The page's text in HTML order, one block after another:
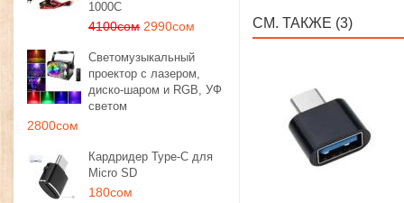
1000C
4100сом 2990сом
Светомузыкальный
проектор с лазером,
диско-шаром и RGB, УФ
светом
2800сом
Кардридер Type-C для
Micro SD
180сом
СМ. ТАКЖЕ (3)